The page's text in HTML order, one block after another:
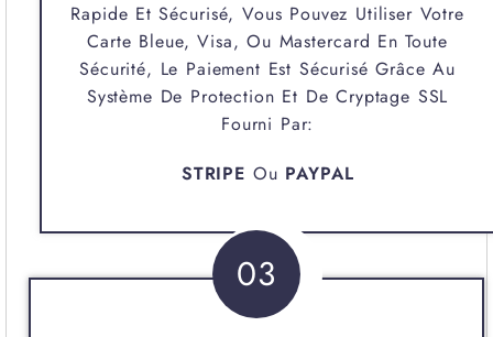
Rapide Et Sécurisé, Vous Pouvez Utiliser Votre
Carte Bleue, Visa, Ou Mastercard En Toute
Sécurité, Le Paiement Est Sécurisé Grâce Au
Système De Protection Et De Cryptage SSL
Fourni Par:
STRIPE Ou PAYPAL
03